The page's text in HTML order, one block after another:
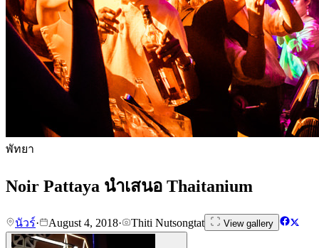
พัทยา
Noir Pattaya นำเสนอ Thaitanium
นัวร์· August 4, 2018· Thiti Nutsongtat View gallery